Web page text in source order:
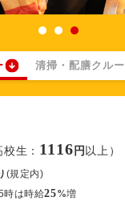
清掃・配膳クルー
生： 1116 円 以上）
(規定内)
時は時給25%増